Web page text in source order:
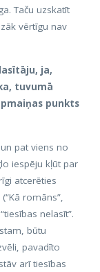
Taču uzskatīt
vērtīgu nav
ja,
tuvumā
punkts
pat viens no
iespēju kļūt par
atcerēties
romāns”,
nelasīt”.
būtu
pavadīto
arī tiesības